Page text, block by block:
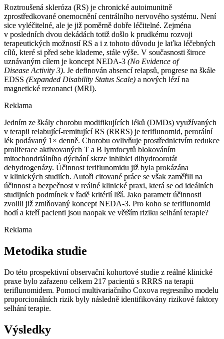
Roztroušená skleróza (RS) je chronické autoimunitně
zprostředkované onemocnění centrálního nervového systému. Není
sice vyléčitelné, ale je již poměrně dobře léčitelné. Zejména
v posledních dvou dekádách totiž došlo k prudkému rozvoji
terapeutických možností RS a i z tohoto důvodu je laťka léčebných
cílů, které si před sebe klademe, stále výše. V současnosti široce
uznávaným cílem je koncept NEDA-3 (No Evidence of
Disease Activity 3). Je definován absencí relapsů, progrese na škále
EDSS (Expanded Disability Status Scale) a nových lézí na
magnetické rezonanci (MRI).
Reklama
Jedním ze škály chorobu modifikujících léků (DMDs) využívaných
v terapii relabující-remitující RS (RRRS) je teriflunomid, perorální
lék podávaný 1× denně. Chorobu ovlivňuje prostřednictvím redukce
proliferace aktivovaných T a B lymfocytů blokováním
mitochondriálního dýchání skrze inhibici dihydroorotát
dehydrogenázy. Účinnost teriflunomidu již byla prokázána
v klinických studiích. Autoři citované práce se však zaměřili na
účinnost a bezpečnost v reálné klinické praxi, která se od ideálních
studijních podmínek v řadě kritérií liší. Jako parametr účinnosti
zvolili již zmiňovaný koncept NEDA-3. Pro koho se teriflunomid
hodí a kteří pacienti jsou naopak ve větším riziku selhání terapie?
Reklama
Metodika studie
Do této prospektivní observační kohortové studie z reálné klinické
praxe bylo zařazeno celkem 217 pacientů s RRRS na terapii
teriflunomidem. Pomocí multivariačního Coxova regresního modelu
proporcionálních rizik byly následně identifikovány rizikové faktory
selhání terapie.
Výsledky